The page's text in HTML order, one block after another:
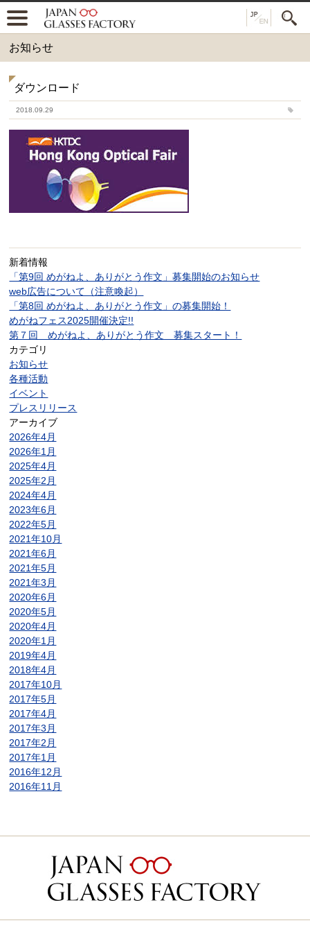
お知らせ
ダウンロード
2018.09.29
新着情報
「第9回 めがねよ、ありがとう作文」募集開始のお知らせ
web広告について（注意喚起）
「第8回 めがねよ、ありがとう作文」の募集開始！
めがねフェス2025開催決定!!
第７回 めがねよ、ありがとう作文 募集スタート！
カテゴリ
お知らせ
各種活動
イベント
プレスリリース
アーカイブ
2026年4月
2026年1月
2025年4月
2025年2月
2024年4月
2023年6月
2022年5月
2021年10月
2021年6月
2021年5月
2021年3月
2020年6月
2020年5月
2020年4月
2020年1月
2019年4月
2018年4月
2017年10月
2017年5月
2017年4月
2017年3月
2017年2月
2017年1月
2016年12月
2016年11月